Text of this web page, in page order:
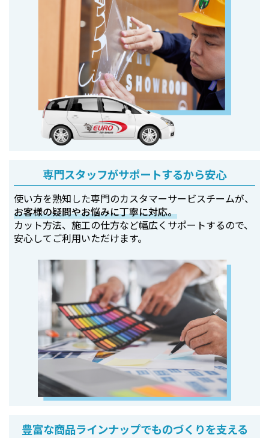
専門スタッフがサポートするから安心
使い方を熟知した専門のカスタマーサービスチームが、
お客様の疑問やお悩みに丁寧に対応。
カット方法、施工の仕方など幅広くサポートするので、
安心してご利用いただけます。
豊富な商品ラインナップでものづくりを支える